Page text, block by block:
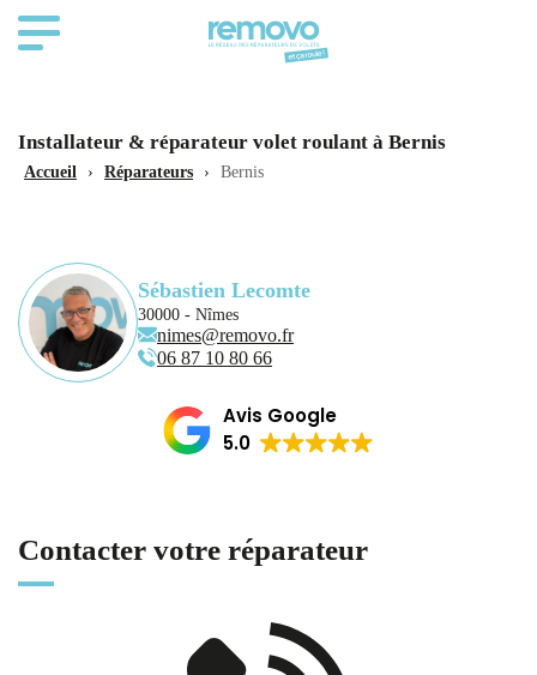
Installateur & réparateur volet roulant à Bernis
Accueil › Réparateurs › Bernis
Sébastien Lecomte
30000 - Nîmes
nimes@removo.fr
06 87 10 80 66
Avis Google
5.0
Contacter votre réparateur